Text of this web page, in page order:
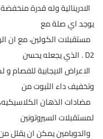
يوجد اي صلة مع
مستقبلات الكولين، مع ان
D2 . الذي يجعله يحسن
الاعراض الايجابية للفصام
وتخفيف داء الثبوت من
مضادات الذهان الكلاسيكيه،
لمستقبلات السيروتونين
والدوبامين يمكن ان يقلل